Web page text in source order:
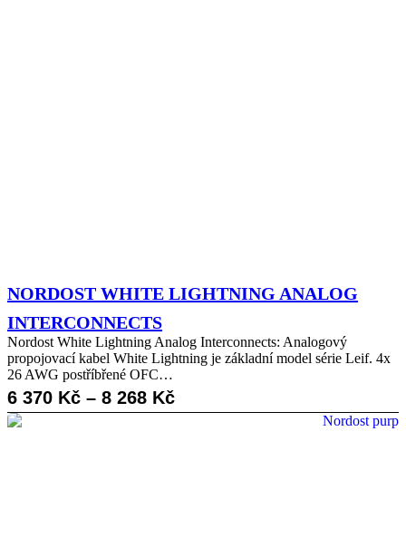
NORDOST WHITE LIGHTNING ANALOG
INTERCONNECTS
Nordost White Lightning Analog Interconnects: Analogový
propojovací kabel White Lightning je základní model série Leif. 4x
26 AWG postříbřené OFC…
6 370 Kč – 8 268 KčRozpětí